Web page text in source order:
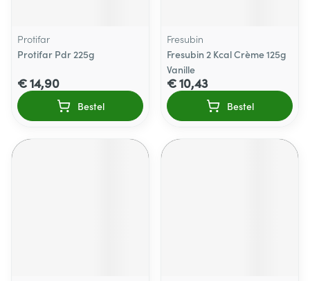
Protifar
Protifar Pdr 225g
€ 14,90
Bestel
Fresubin
Fresubin 2 Kcal Crème 125g
Vanille
€ 10,43
Bestel